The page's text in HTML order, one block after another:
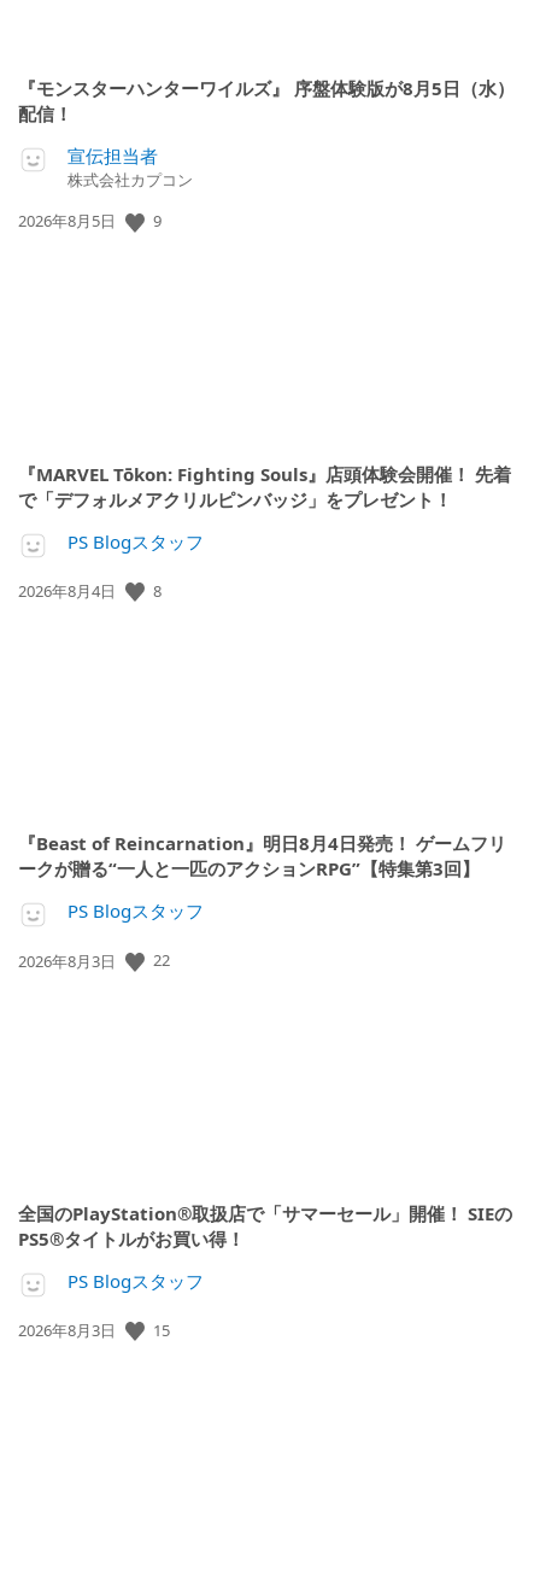
『モンスターハンターワイルズ』 序盤体験版が8月5日（水）
配信！
宣伝担当者
株式会社カプコン
公
2026年8月5日 9
『MARVEL Tōkon: Fighting Souls』店頭体験会開催！ 先着
で「デフォルメアクリルピンバッジ」をプレゼント！
PS Blogスタッフ
公
2026年8月4日 8
『Beast of Reincarnation』明日8月4日発売！ ゲームフリ
ークが贈る“一人と一匹のアクションRPG”【特集第3回】
PS Blogスタッフ
公
2026年8月3日 22
全国のPlayStation®取扱店で「サマーセール」開催！ SIEの
PS5®タイトルがお買い得！
PS Blogスタッフ
公
2026年8月3日 15